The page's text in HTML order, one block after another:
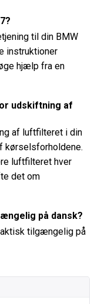
til din BMW
instruktioner
hjælp fra en
udskiftning af
af luftfilteret i din
kørselsforholdene.
luftfilteret hver
det om
på dansk?
tilgængelig på